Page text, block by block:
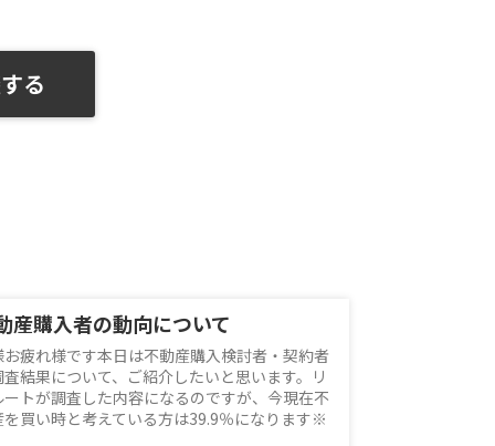
る
産購入者の動向について
お疲れ様です本日は不動産購入検討者・契約者
査結果について、ご紹介したいと思います。リ
ートが調査した内容になるのですが、今現在不
を買い時と考えている方は39.9％になります※